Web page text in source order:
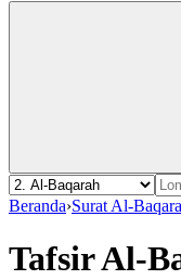
Beranda›Surat Al-
Tafsir Al-